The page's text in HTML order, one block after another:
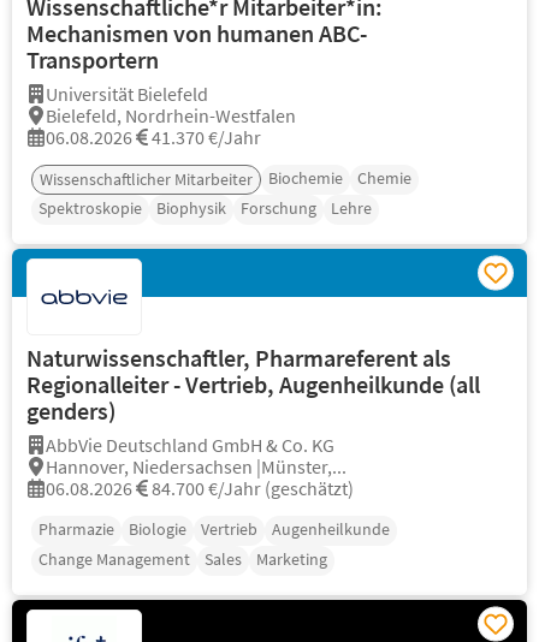
Wissenschaftliche*r Mitarbeiter*in:
Mechanismen von humanen ABC-
Transportern
Universität Bielefeld
Bielefeld, Nordrhein-Westfalen
06.08.2026
41.370 €/Jahr
Wissenschaftlicher Mitarbeiter Biochemie
Chemie
Spektroskopie
Biophysik Forschung Lehre
Naturwissenschaftler, Pharmareferent als
Regionalleiter - Vertrieb, Augenheilkunde (all
genders)
AbbVie Deutschland GmbH & Co. KG
Hannover, Niedersachsen |Münster,...
06.08.2026
84.700 €/Jahr (geschätzt)
Pharmazie Biologie Vertrieb
Augenheilkunde
Change Management
Sales Marketing